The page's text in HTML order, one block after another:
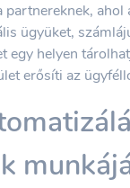
ahol
ügyüket,
egy helyen
erősíti az